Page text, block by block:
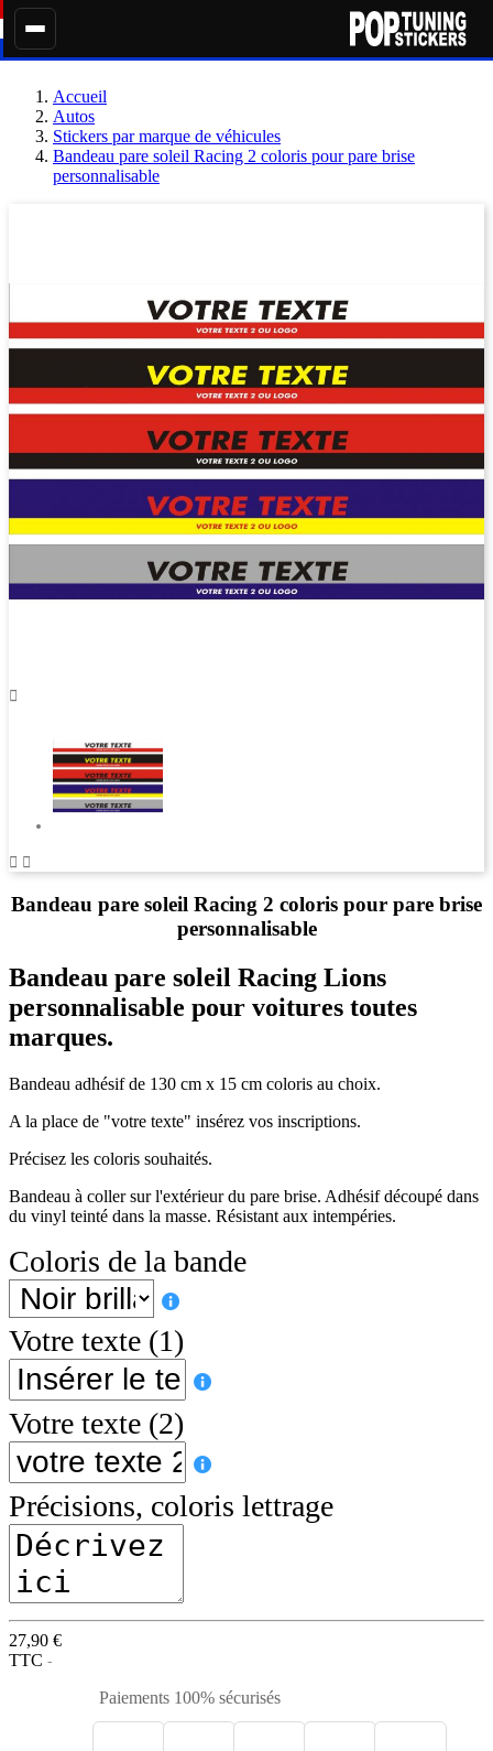
Accueil
Autos
Stickers par marque de véhicules
Bandeau pare soleil Racing 2 coloris pour pare brise
personnalisable

 
Bandeau pare soleil Racing 2 coloris pour pare brise
personnalisable
Bandeau pare soleil Racing Lions
personnalisable pour voitures toutes
marques.
Bandeau adhésif de 130 cm x 15 cm coloris au choix.
A la place de "votre texte" insérez vos inscriptions.
Précisez les coloris souhaités.
Bandeau à coller sur l'extérieur du pare brise. Adhésif découpé dans
du vinyl teinté dans la masse. Résistant aux intempéries.
Coloris de la bande
Votre texte (1)
Votre texte (2)
Précisions, coloris lettrage
27,90 €
TTC
Paiements 100% sécurisés